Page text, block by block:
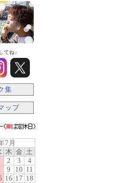
てね♪
集
ップ
7月
木 金 土
2 3
4
9 10 11
16 17 18